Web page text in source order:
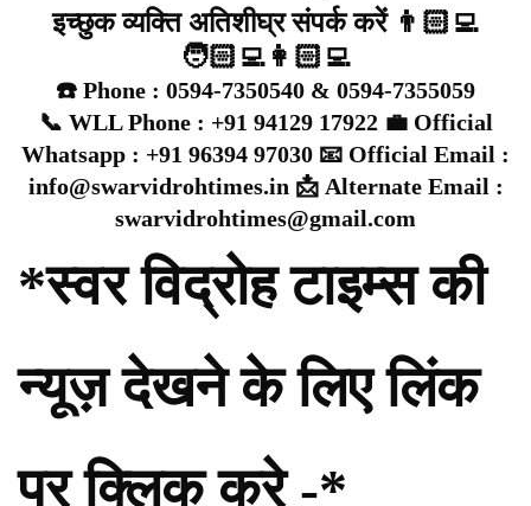
इच्छुक व्यक्ति अतिशीघ्र संपर्क करें 👨🏻‍💻
🧑🏻‍💻👩🏻‍💻
☎️ Phone : 0594-7350540 & 0594-7355059
📞 WLL Phone : +91 94129 17922 💼 Official
Whatsapp : +91 96394 97030 📧 Official Email :
info@swarvidrohtimes.in 📩 Alternate Email :
swarvidrohtimes@gmail.com
*स्वर विद्रोह टाइम्स की
न्यूज़ देखने के लिए लिंक
पर क्लिक करे -*